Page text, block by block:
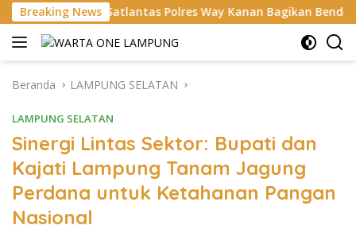
Langsung
ke
konten
Breaking News
Polres Way Kanan Bagikan Bendera Merah Putih
Beranda LAMPUNG SELATAN
LAMPUNG SELATAN
Sinergi Lintas Sektor: Bupati dan
Kajati Lampung Tanam Jagung
Perdana untuk Ketahanan Pangan
Nasional